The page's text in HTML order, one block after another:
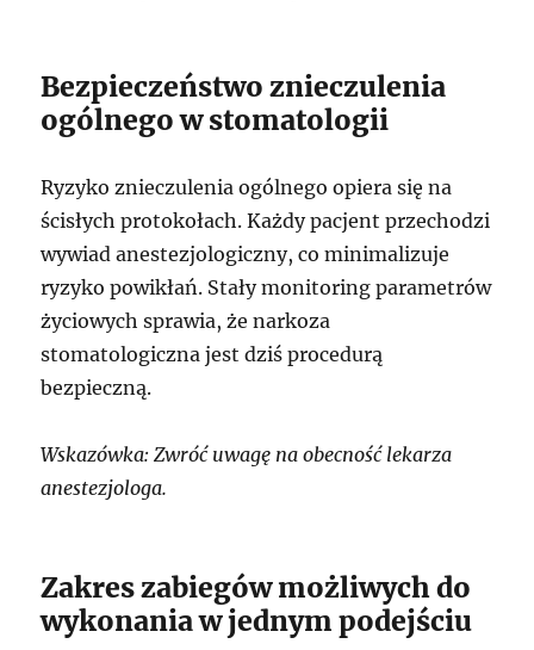
Bezpieczeństwo znieczulenia
ogólnego w stomatologii
Ryzyko znieczulenia ogólnego opiera się na
ścisłych protokołach. Każdy pacjent przechodzi
wywiad anestezjologiczny, co minimalizuje
ryzyko powikłań. Stały monitoring parametrów
życiowych sprawia, że narkoza
stomatologiczna jest dziś procedurą
bezpieczną.
Wskazówka: Zwróć uwagę na obecność lekarza
anestezjologa.
Zakres zabiegów możliwych do
wykonania w jednym podejściu